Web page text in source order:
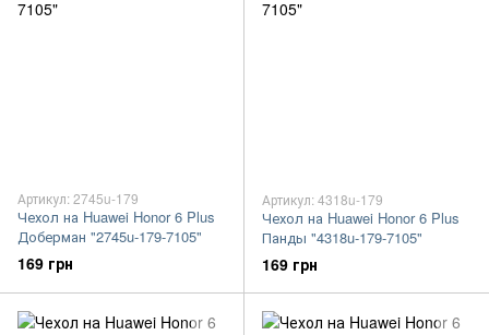
Артикул: 2745u-179
Чехол на Huawei Honor 6 Plus
Доберман "2745u-179-7105"
169 грн
Артикул: 4318u-179
Чехол на Huawei Honor 6 Plus
Панды "4318u-179-7105"
169 грн